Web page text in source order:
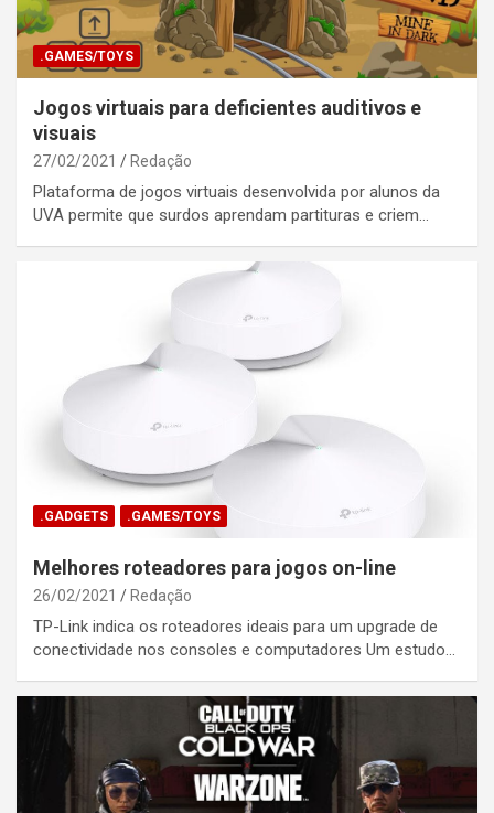
.GAMES/TOYS
Jogos virtuais para deficientes auditivos e
visuais
27/02/2021 Redação
Plataforma de jogos virtuais desenvolvida por alunos da
UVA permite que surdos aprendam partituras e criem…
.GADGETS .GAMES/TOYS
Melhores roteadores para jogos on-line
26/02/2021 Redação
TP-Link indica os roteadores ideais para um upgrade de
conectividade nos consoles e computadores Um estudo…